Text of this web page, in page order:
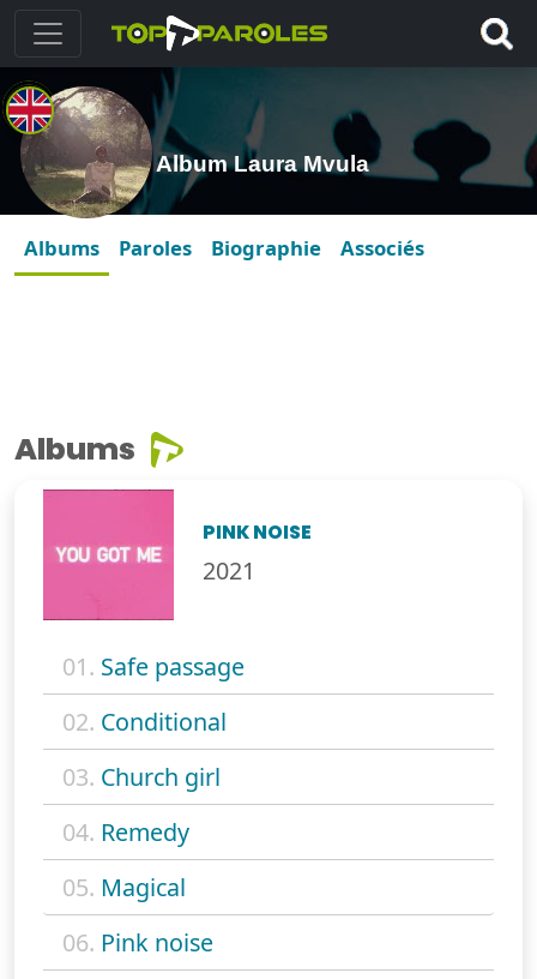
Album Laura Mvula
Albums Paroles Biographie Associés
Albums
PINK NOISE
2021
01. Safe passage
02. Conditional
03. Church girl
04. Remedy
05. Magical
06. Pink noise